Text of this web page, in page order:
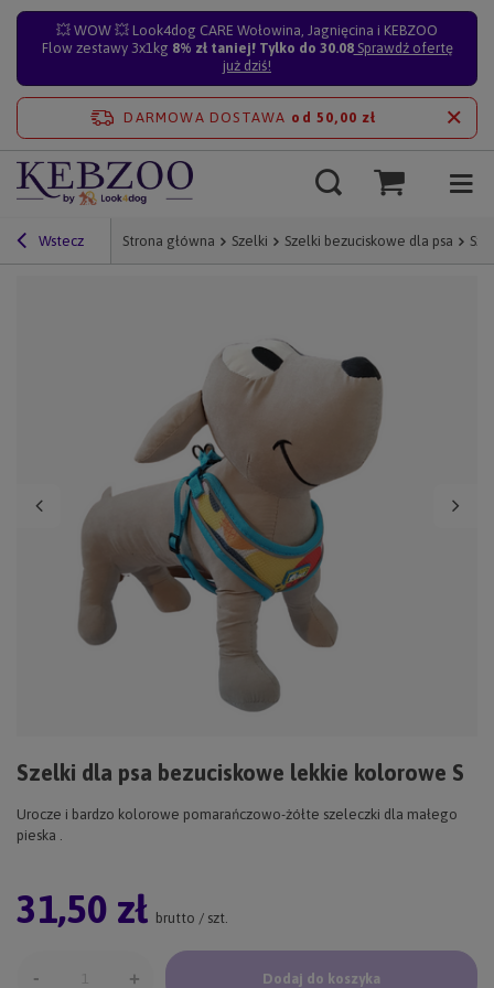
💥 WOW 💥 Look4dog CARE Wołowina, Jagnięcina i KEBZOO
Flow zestawy 3x1kg 8% zł taniej! Tylko do 30.08Sprawdź ofertę
już dziś!
DARMOWA DOSTAWA od 50,00 zł
Wstecz Strona główna Szelki Szelki bezuciskowe dla psa
Szelki dla psa bezuciskowe lekkie kolorowe S
Urocze i bardzo kolorowe pomarańczowo-żółte szeleczki dla małego
pieska .
31,50 zł brutto / szt.
- + Dodaj do koszyka